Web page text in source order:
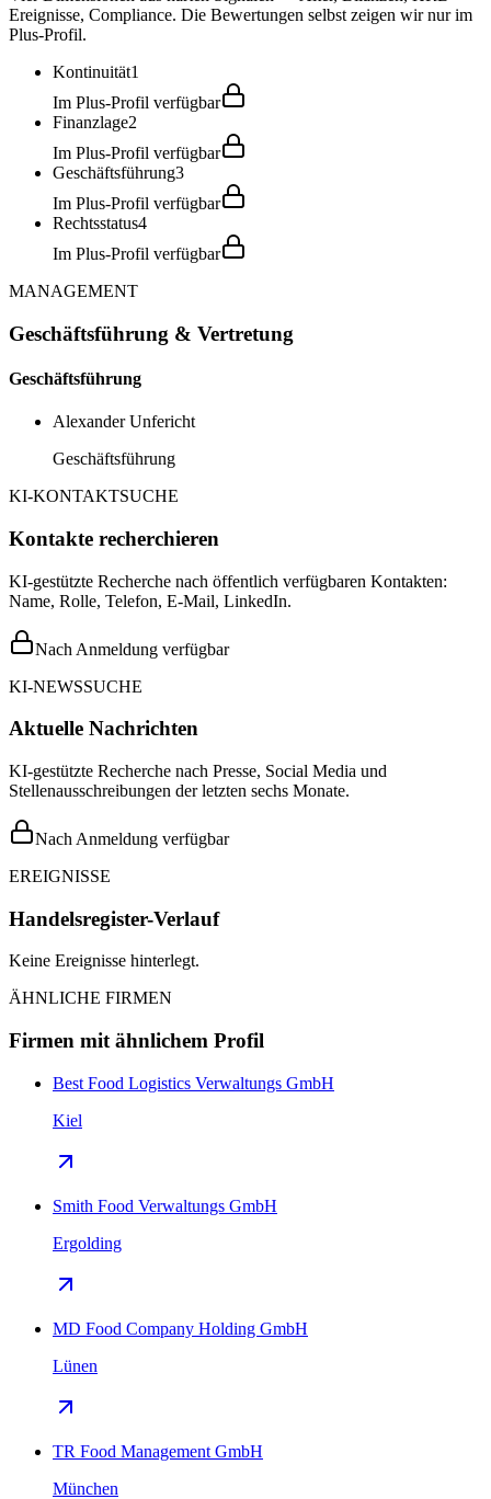
Ereignisse, Compliance. Die Bewertungen selbst zeigen wir nur im
Plus-Profil.
Kontinuität1
Im Plus-Profil verfügbar
Finanzlage2
Im Plus-Profil verfügbar
Geschäftsführung3
Im Plus-Profil verfügbar
Rechtsstatus4
Im Plus-Profil verfügbar
MANAGEMENT
Geschäftsführung & Vertretung
Geschäftsführung
Alexander Unfericht
Geschäftsführung
KI-KONTAKTSUCHE
Kontakte recherchieren
KI-gestützte Recherche nach öffentlich verfügbaren Kontakten:
Name, Rolle, Telefon, E-Mail, LinkedIn.
Nach Anmeldung verfügbar
KI-NEWSSUCHE
Aktuelle Nachrichten
KI-gestützte Recherche nach Presse, Social Media und
Stellenausschreibungen der letzten sechs Monate.
Nach Anmeldung verfügbar
EREIGNISSE
Handelsregister-Verlauf
Keine Ereignisse hinterlegt.
ÄHNLICHE FIRMEN
Firmen mit ähnlichem Profil
Best Food Logistics Verwaltungs GmbH
Kiel
Smith Food Verwaltungs GmbH
Ergolding
MD Food Company Holding GmbH
Lünen
TR Food Management GmbH
München